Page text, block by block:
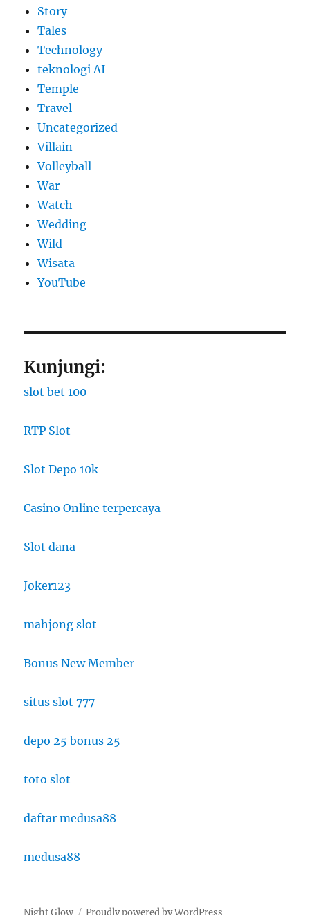
Story
Tales
Technology
teknologi AI
Temple
Travel
Uncategorized
Villain
Volleyball
War
Watch
Wedding
Wild
Wisata
YouTube
Kunjungi:
slot bet 100
RTP Slot
Slot Depo 10k
Casino Online terpercaya
Slot dana
Joker123
mahjong slot
Bonus New Member
situs slot 777
depo 25 bonus 25
toto slot
daftar medusa88
medusa88